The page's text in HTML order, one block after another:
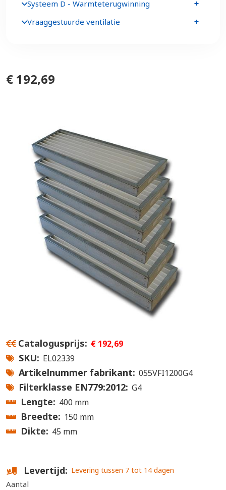
€ 192,69
Catalogusprijs € 192,69
SKU EL02339
Artikelnummer fabrikant 055VFI1200G4
Filterklasse EN779:2012 G4
Lengte 400 mm
Breedte 150 mm
Dikte 45 mm
Levertijd Levering tussen 7 tot 14 dagen
Aantal
Systeem D - Warmteterugwinning
Vraaggestuurde ventilatie